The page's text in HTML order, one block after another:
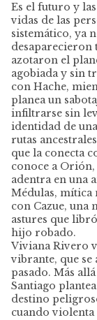
Es el futuro y
vidas de las
sistemático, ya
desaparecieron
azotaron el
agobiada y sin
con Hache,
planea un
infiltrarse sin
identidad de
rutas
que la conecta
conoce a
adentra en una
Médulas,
con Cazue, una
astures que
hijo robado.
Viviana Rivero
vibrante, que se
pasado. Más
Santiago
destino
cuando